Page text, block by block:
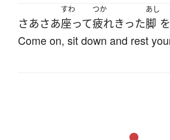
さあさあ
すわ
座って
つか
疲れきった
あし
脚 を
Come on, sit down and rest